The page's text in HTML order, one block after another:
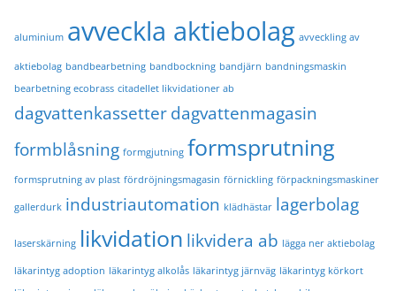
aluminium avveckla aktiebolag avveckling av
aktiebolag bandbearbetning bandbockning bandjärn bandningsmaskin
bearbetning ecobrass citadellet likvidationer ab
dagvattenkassetterdagvattenmagasin
formblåsning formgjutning formsprutning
formsprutning av plast fördröjningsmagasin förnickling förpackningsmaskiner
gallerdurk industriautomation klädhästar lagerbolag
laserskärning likvidation likvidera ab lägga ner aktiebolag
läkarintyg adoption läkarintyg alkolås läkarintyg järnväg läkarintyg körkort